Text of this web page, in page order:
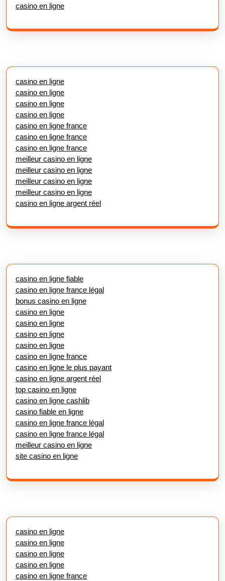
casino en ligne
casino en ligne
casino en ligne
casino en ligne
casino en ligne
casino en ligne france
casino en ligne france
casino en ligne france
meilleur casino en ligne
meilleur casino en ligne
meilleur casino en ligne
meilleur casino en ligne
casino en ligne argent réel
casino en ligne fiable
casino en ligne france légal
bonus casino en ligne
casino en ligne
casino en ligne
casino en ligne
casino en ligne
casino en ligne france
casino en ligne le plus payant
casino en ligne argent réel
top casino en ligne
casino en ligne cashlib
casino fiable en ligne
casino en ligne france légal
casino en ligne france légal
meilleur casino en ligne
site casino en ligne
casino en ligne
casino en ligne
casino en ligne
casino en ligne
casino en ligne france